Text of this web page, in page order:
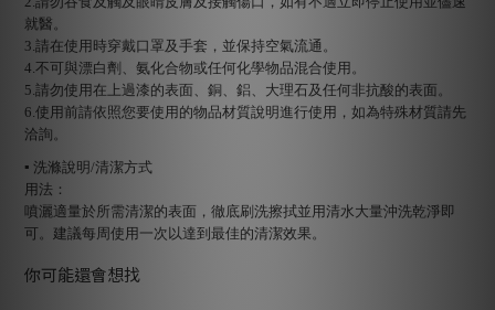
就醫。
3.請在使用時穿戴口罩及手套，並保持空氣流通。
4.不可與漂白劑、氨化合物或任何化學物品混合使用。
5.請勿使用在上過漆的表面、銅、鋁、大理石及任何非抗酸的表面。
6.使用前請依照您要使用的物品材質說明進行使用，如為特殊材質請先
洽詢。
▪ 洗滌說明/清潔方式
用法：
噴灑適量於所需清潔的表面，徹底刷洗擦拭並用清水大量沖洗乾淨即
可。建議每周使用一次以達到最佳的清潔效果。
你可能還會想找